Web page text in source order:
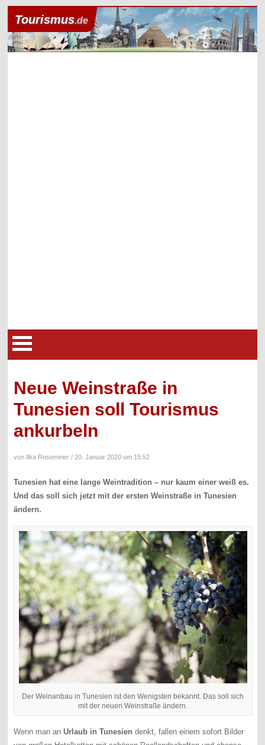
Tourismus.de
Neue Weinstraße in
Tunesien soll Tourismus
ankurbeln
von Ilka Rosemeier /20. Januar 2020 um 15:52
Tunesien hat eine lange Weintradition – nur kaum einer weiß es.
Und das soll sich jetzt mit der ersten Weinstraße in Tunesien
ändern.
Der Weinanbau in Tunesien ist den Wenigsten bekannt. Das soll sich
mit der neuen Weinstraße ändern.
Wenn man anUrlaub in Tunesien denkt, fallen einem sofort Bilder